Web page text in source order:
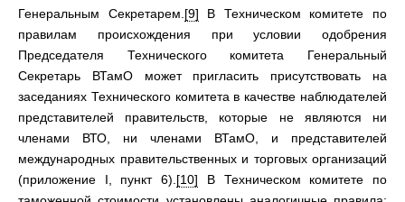
Генеральным Секретарем. [9] В Техническом комитете по
правилам происхождения при условии одобрения
Председателя Технического комитета Генеральный
Секретарь ВТамО может пригласить присутствовать на
заседаниях Технического комитета в качестве наблюдателей
представителей правительств, которые не являются ни
членами ВТО, ни членами ВТамО, и представителей
международных правительственных и торговых организаций
(приложение I, пункт 6). [10] В Техническом комитете по